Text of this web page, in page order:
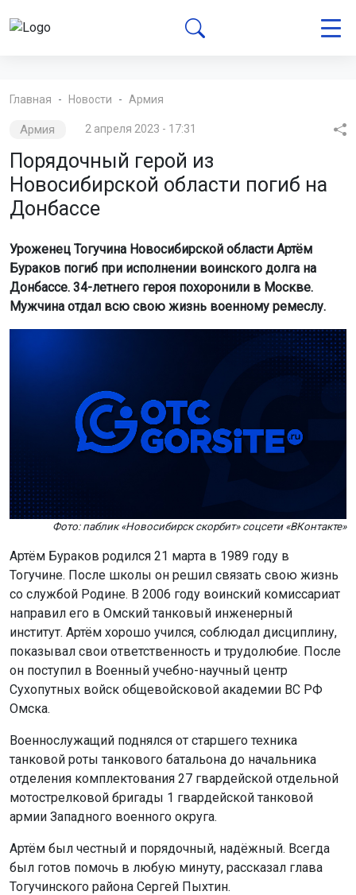
Главная Новости Армия
Армия 2 апреля 2023 - 17:31
Порядочный герой из
Новосибирской области погиб на
Донбассе
Уроженец Тогучина Новосибирской области Артём
Бураков погиб при исполнении воинского долга на
Донбассе. 34-летнего героя похоронили в Москве.
Мужчина отдал всю свою жизнь военному ремеслу.
Фото: паблик «Новосибирск скорбит» соцсети «ВКонтакте»
Артём Бураков родился 21 марта в 1989 году в
Тогучине. После школы он решил связать свою жизнь
со службой Родине. В 2006 году воинский комиссариат
направил его в Омский танковый инженерный
институт. Артём хорошо учился, соблюдал дисциплину,
показывал свои ответственность и трудолюбие. После
он поступил в Военный учебно-научный центр
Сухопутных войск общевойсковой академии ВС РФ
Омска.
Военнослужащий поднялся от старшего техника
танковой роты танкового батальона до начальника
отделения комплектования 27 гвардейской отдельной
мотострелковой бригады 1 гвардейской танковой
армии Западного военного округа.
Артём был честный и порядочный, надёжный. Всегда
был готов помочь в любую минуту, рассказал глава
Тогучинского района Сергей Пыхтин.